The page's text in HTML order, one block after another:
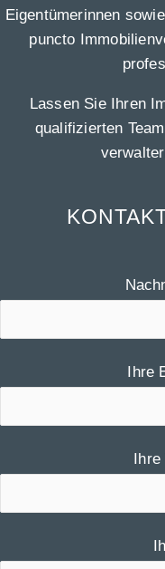
Eigentümerinnen
puncto
Lassen Sie Ihren
qualifizierten
Ihre